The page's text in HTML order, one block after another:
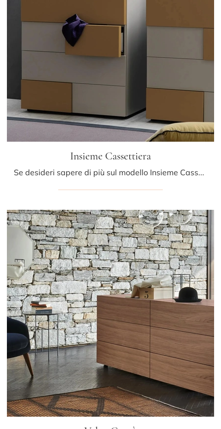
Insieme Cassettiera
Se desideri sapere di più sul modello Insieme Cassettiera, clicca e scopri i Comodini e comò Sangiacomo ideali per la tua zona del riposo.